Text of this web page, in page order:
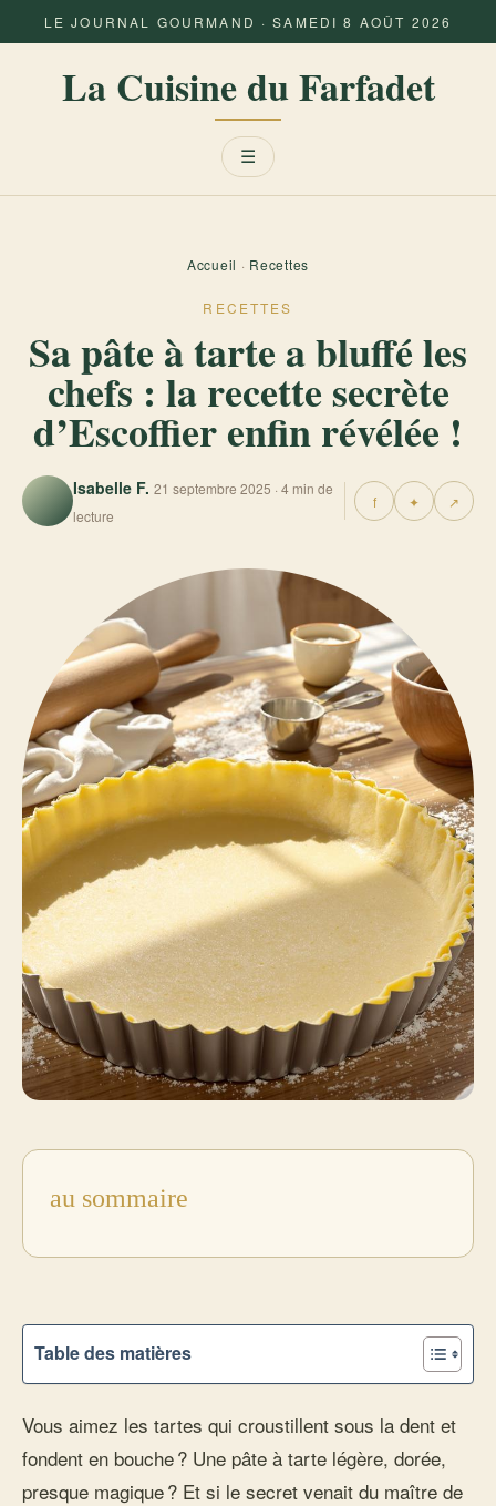
LE JOURNAL GOURMAND · SAMEDI 8 AOÛT 2026
La Cuisine du Farfadet
Menu
☰
Accueil · Recettes
RECETTES
Sa pâte à tarte a bluffé les
chefs : la recette secrète
d’Escoffier enfin révélée !
Isabelle F. 21 septembre 2025 · 4 min de
lecture
f ✦ ↗
au sommaire
Table des matières
Vous aimez les tartes qui croustillent sous la dent et
fondent en bouche ? Une pâte à tarte légère, dorée,
presque magique ? Et si le secret venait du maître de